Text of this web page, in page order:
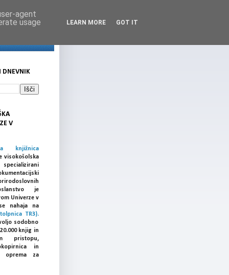
DNEVNIK
V
knjižnica
visokošolska
je
Univerze v
nahaja na
TR3).
sodobno
knjig in
pristopu,
in
oprema za
agent
usage
LEARN MORE GOT IT